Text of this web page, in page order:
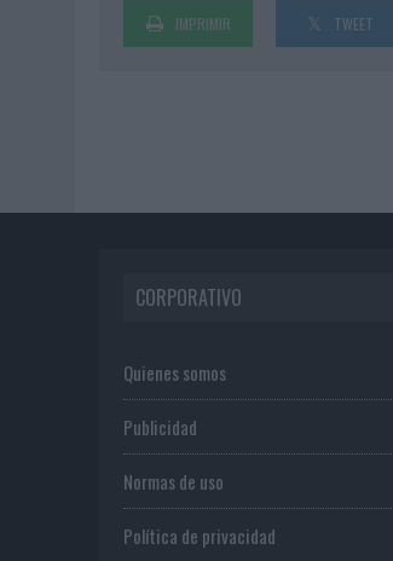
IMPRIMIR TWEET
CORPORATIVO
Quienes somos
Publicidad
Normas de uso
Política de privacidad